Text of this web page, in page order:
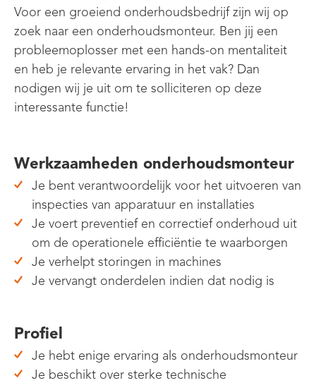
Voor een groeiend onderhoudsbedrijf zijn wij op
zoek naar een onderhoudsmonteur. Ben jij een
probleemoplosser met een hands-on mentaliteit
en heb je relevante ervaring in het vak? Dan
nodigen wij je uit om te solliciteren op deze
interessante functie!
Werkzaamheden onderhoudsmonteur
Je bent verantwoordelijk voor het uitvoeren van
inspecties van apparatuur en installaties
Je voert preventief en correctief onderhoud uit
om de operationele efficiëntie te waarborgen
Je verhelpt storingen in machines
Je vervangt onderdelen indien dat nodig is
Profiel
Je hebt enige ervaring als onderhoudsmonteur
Je beschikt over sterke technische